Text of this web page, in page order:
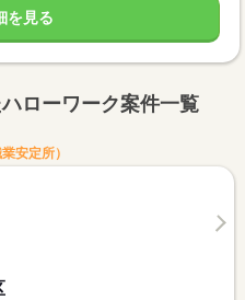
を見る
ローワーク案件一覧
安定所）